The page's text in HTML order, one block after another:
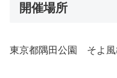
開催場所
東京都隅田公園 そよ風